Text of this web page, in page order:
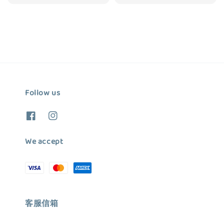
Follow us
We accept
客服信箱